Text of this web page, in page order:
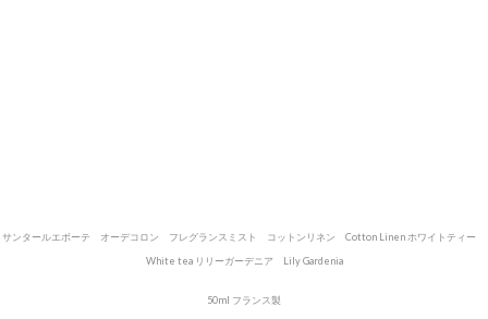
サンタールエボーテ オーデコロン フレグランスミスト コットンリネン Cotton Linen ホワイトティー
White tea リリーガーデニア Lily Gardenia
50ml フランス製